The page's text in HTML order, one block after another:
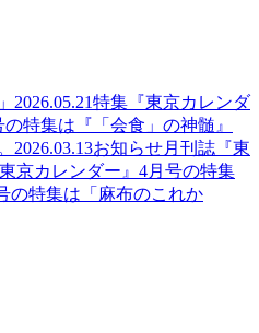
2026.05.21特集 『東京カレンダ
特集は『「会食」の神髄』
2026.03.13お知らせ月刊誌『東
東京カレンダー』4月号の特集
の特集は「麻布のこれか